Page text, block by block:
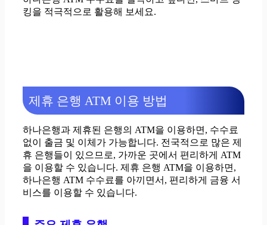
킹을 적극적으로 활용해 보세요.
제휴 은행 ATM 이용 방법
하나은행과 제휴된 은행의 ATM을 이용하면, 수수료
없이 출금 및 이체가 가능합니다. 전국적으로 많은 제
휴 은행들이 있으므로, 가까운 곳에서 편리하게 ATM
을 이용할 수 있습니다. 제휴 은행 ATM을 이용하면,
하나은행 ATM 수수료를 아끼면서, 편리하게 금융 서
비스를 이용할 수 있습니다.